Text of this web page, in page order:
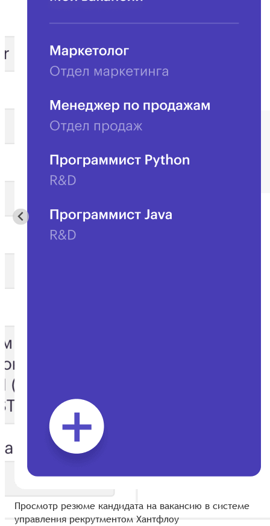
Просмотр резюме кандидата на вакансию в системе
управления рекрутментом Хантфлоу